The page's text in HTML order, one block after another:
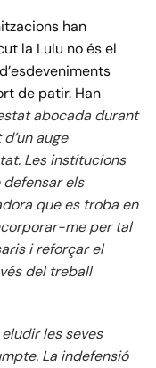
han
la Lulu no és el
de patir. Han
abocada durant
auge
Les institucions
els
que es troba en
me per tal
i reforçar el
del treball
les seves
La indefensió